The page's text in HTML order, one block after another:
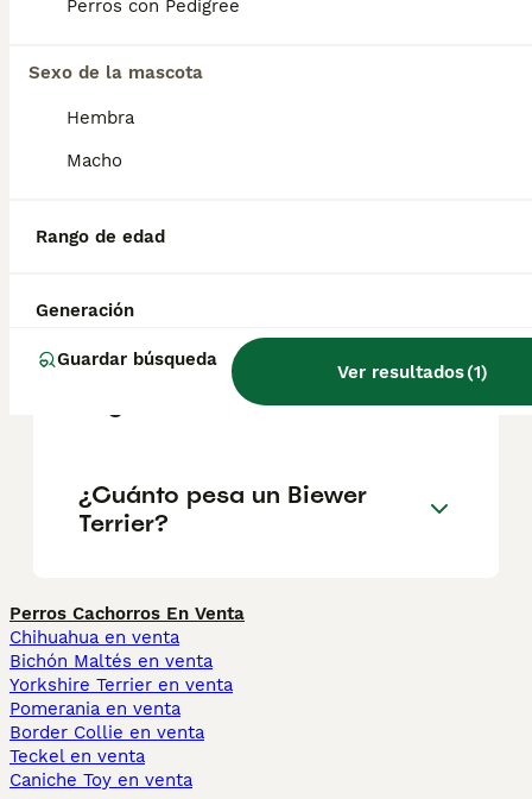
Perros con Pedigree
Sexo de la mascota
Hembra
Macho
Rango de edad
Generación
Guardar búsqueda
Ver resultados(1)
¿Qué diferencia hay entre
yorkshire terrier y Biewer?
¿Cuántos tipos de yorkshire
¿Cuánto pesa un Biewer
Terrier?
Perros Cachorros En Venta
Chihuahua en venta
Bichón Maltés en venta
Yorkshire Terrier en venta
Pomerania en venta
Border Collie en venta
Teckel en venta
Caniche Toy en venta